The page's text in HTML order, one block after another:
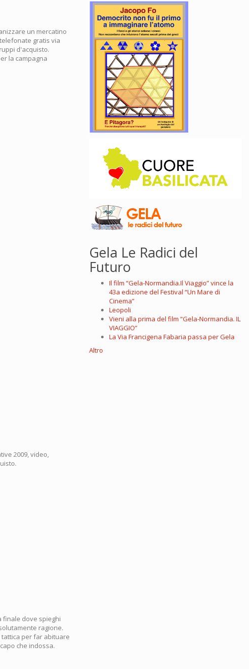
un mercatino
gratis via
d'acquisto.
la campagna
2009, video,
finale dove spieghi
ragione.
per far abituare
che indossa.
Gela Le Radici del
Futuro
Il film “Gela-Normandia.Il Viaggio” vince la
43a edizione del Festival “Un Mare di
Cinema”
Leopoli
Vieni alla prima del film “Gela-Normandia. IL
VIAGGIO”
La Via Francigena Fabaria passa per Gela
Altro